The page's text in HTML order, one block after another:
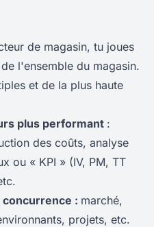
de magasin, tu joues
l'ensemble du magasin.
et de la plus haute
plus performant :
des coûts, analyse
ou « KPI » (IV, PM, TT
: marché,
projets, etc.